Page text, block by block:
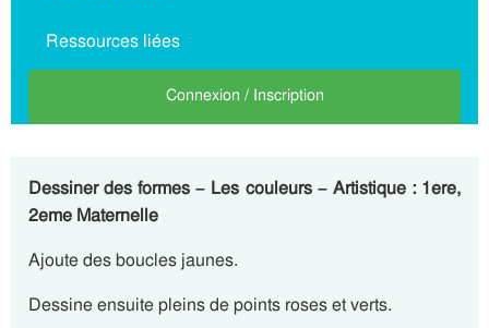
Ressources liées
Connexion / Inscription
Dessiner des formes – Les couleurs – Artistique : 1ere,
2eme Maternelle
Ajoute des boucles jaunes.
Dessine ensuite pleins de points roses et verts.